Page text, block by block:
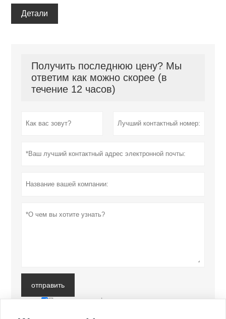
Детали
Получить последнюю цену? Мы
ответим как можно скорее (в
течение 12 часов)
отправить
Политика конфиденциальности